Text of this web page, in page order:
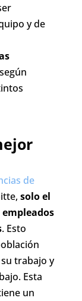
y de
de
solo el
empleados
. Esto
trabajo y
Esta
un